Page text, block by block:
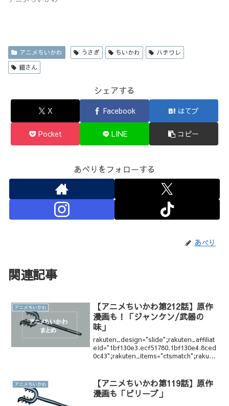
アニメちいかわ うさぎ ちいかわ
ハチワレ
鎧さん
シェアする
X Facebook はてブ
Pocket LINE コピー
あべりをフォローする
あべり
関連記事
アニメちいかわ
【アニメちいかわ第212話】原作
漫画も！「ジャンケン/武器の
味」
rakuten_design="slide";rakuten_affiliat
eId="1bf130e3.ecf51780.1bf130e4.8ced
0c43";rakuten_items="ctsmatch";rakute
アニメちいかわ
【アニメちいかわ第119話】原作
漫画も「ビリーブ」